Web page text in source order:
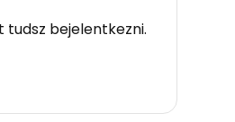
bejelentkezni.